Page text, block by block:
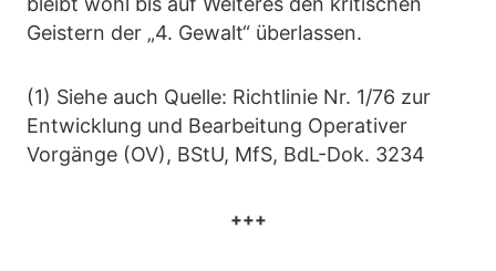
Geistern der „4. Gewalt“ überlassen.
(1) Siehe auch Quelle: Richtlinie Nr. 1/76 zur
Entwicklung und Bearbeitung Operativer
Vorgänge (OV), BStU, MfS, BdL-Dok. 3234
+++